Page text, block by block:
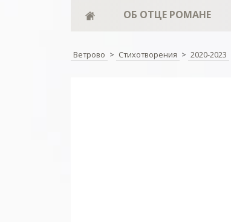
ОБ ОТЦЕ РОМАНЕ
Ветрово > Стихотворения > 2020-2023